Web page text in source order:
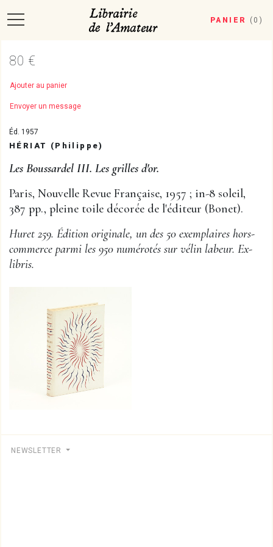
PANIER ( 0 )
80 €
Ajouter au panier
Envoyer un message
Éd. 1957
HÉRIAT (Philippe)
Les Boussardel III. Les grilles d'or.
Paris, Nouvelle Revue Française, 1957 ; in-8 soleil,
387 pp., pleine toile décorée de l'éditeur (Bonet).
Huret 259. Édition originale, un des 50 exemplaires hors-
commerce parmi les 950 numérotés sur vélin labeur. Ex-
libris.
NEWSLETTER